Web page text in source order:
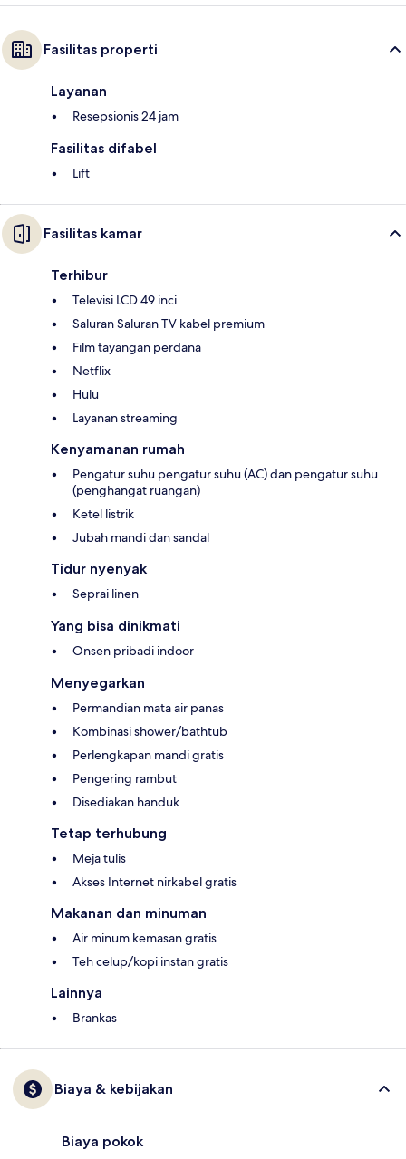
Fasilitas properti
Layanan
Resepsionis 24 jam
Fasilitas difabel
Lift
Fasilitas kamar
Terhibur
Televisi LCD 49 inci
Saluran Saluran TV kabel premium
Film tayangan perdana
Netflix
Hulu
Layanan streaming
Kenyamanan rumah
Pengatur suhu pengatur suhu (AC) dan pengatur suhu
(penghangat ruangan)
Ketel listrik
Jubah mandi dan sandal
Tidur nyenyak
Seprai linen
Yang bisa dinikmati
Onsen pribadi indoor
Menyegarkan
Permandian mata air panas
Kombinasi shower/bathtub
Perlengkapan mandi gratis
Pengering rambut
Disediakan handuk
Tetap terhubung
Meja tulis
Akses Internet nirkabel gratis
Makanan dan minuman
Air minum kemasan gratis
Teh celup/kopi instan gratis
Lainnya
Brankas
Biaya & kebijakan
Biaya pokok